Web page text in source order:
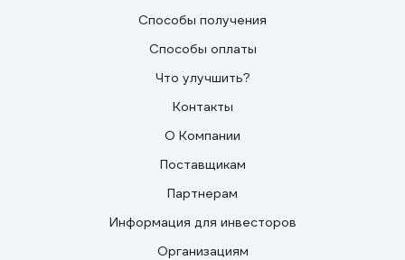
Способы получения
Способы оплаты
Что улучшить?
Контакты
О Компании
Поставщикам
Партнерам
Информация для инвесторов
Организациям